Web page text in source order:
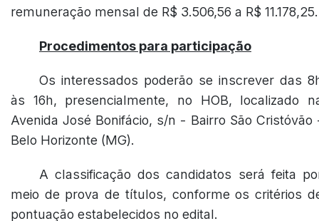
remuneração mensal de R$ 3.506,56 a R$ 11.178,25.
Procedimentos para participação
Os interessados poderão se inscrever das
às 16h, presencialmente, no HOB, localizado
Avenida José Bonifácio, s/n - Bairro São Cristóvão
Belo Horizonte (MG).
A classificação dos candidatos será feita
meio de prova de títulos, conforme os critérios
pontuação estabelecidos no edital.